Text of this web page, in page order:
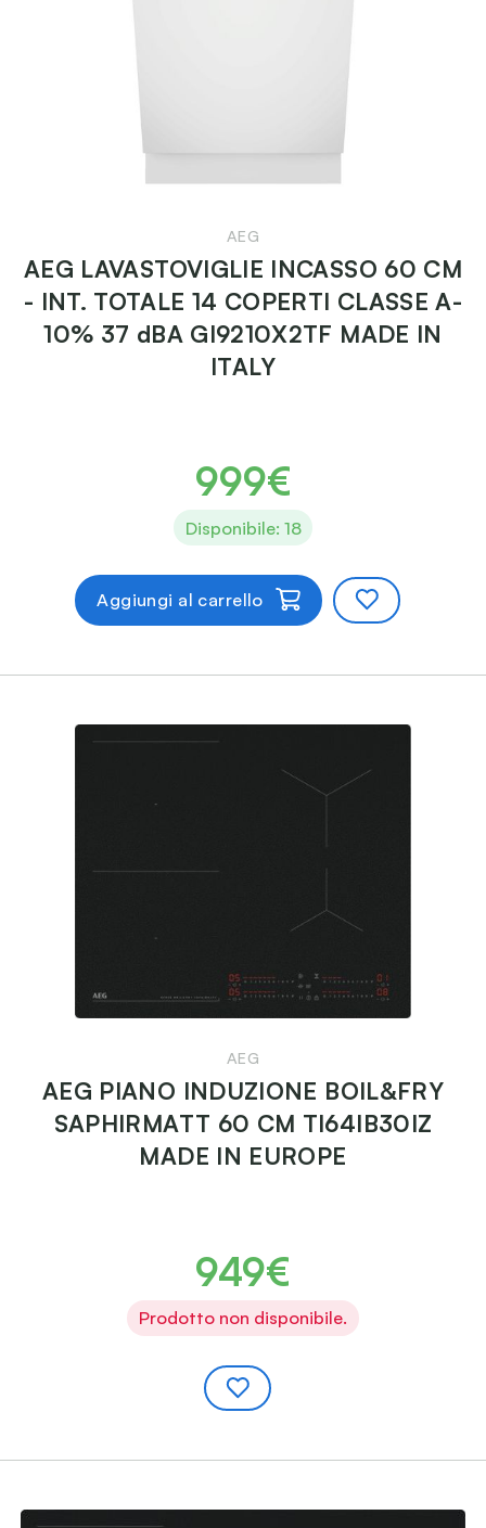
AEG
AEG LAVASTOVIGLIE INCASSO 60 CM
- INT. TOTALE 14 COPERTI CLASSE A-
10% 37 dBA GI9210X2TF MADE IN
ITALY
999€
Disponibile: 18
Aggiungi al carrello
AEG
AEG PIANO INDUZIONE BOIL&FRY
SAPHIRMATT 60 CM TI64IB30IZ
MADE IN EUROPE
949€
Prodotto non disponibile.